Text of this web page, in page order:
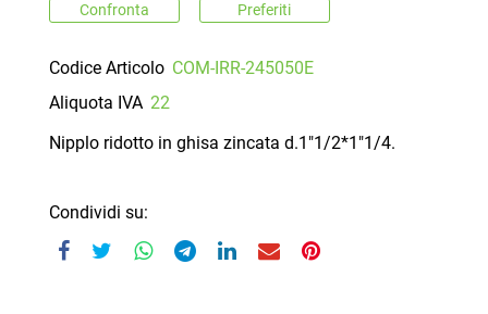
Confronta Preferiti
Codice Articolo COM-IRR-245050E
Aliquota IVA 22
Nipplo ridotto in ghisa zincata d.1"1/2*1"1/4.
Condividi su: